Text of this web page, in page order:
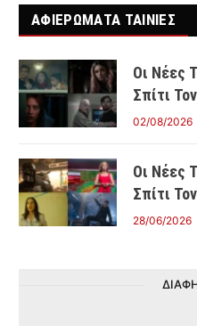
ΑΦΙΕΡΩΜΑΤΑ ΤΑΙΝΊΕΣ
Οι Νέες
Σπίτι
02/08/2026
Οι Νέες
Σπίτι
28/06/2026